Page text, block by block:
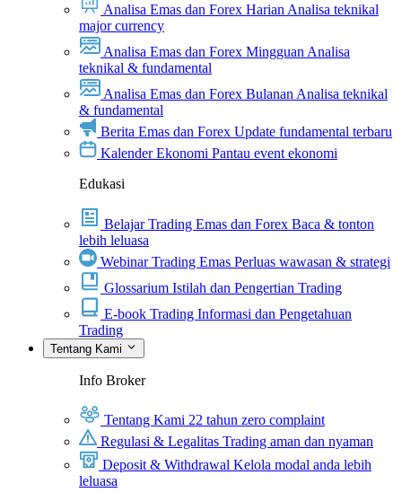
Analisa Emas dan Forex Harian Analisa teknikal
major currency
Analisa Emas dan Forex Mingguan Analisa
teknikal & fundamental
Analisa Emas dan Forex Bulanan Analisa teknikal
& fundamental
Berita Emas dan Forex Update fundamental terbaru
Kalender Ekonomi Pantau event ekonomi
Edukasi
Belajar Trading Emas dan Forex Baca & tonton
lebih leluasa
Webinar Trading Emas Perluas wawasan & strategi
Glossarium Istilah dan Pengertian Trading
E-book Trading Informasi dan Pengetahuan
Trading
Tentang Kami
Info Broker
Tentang Kami 22 tahun zero complaint
Regulasi & Legalitas Trading aman dan nyaman
Deposit & Withdrawal Kelola modal anda lebih
leluasa